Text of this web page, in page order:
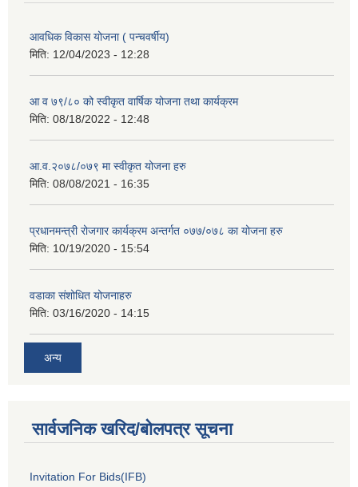
आवधिक विकास योजना ( पन्चवर्षीय)
मिति: 12/04/2023 - 12:28
आ व ७९/८० को स्वीकृत वार्षिक योजना तथा कार्यक्रम
मिति: 08/18/2022 - 12:48
आ.व.२०७८/०७९ मा स्वीकृत योजना हरु
मिति: 08/08/2021 - 16:35
प्रधानमन्त्री रोजगार कार्यक्रम अन्तर्गत ०७७/०७८ का योजना हरु
मिति: 10/19/2020 - 15:54
वडाका संशोधित योजनाहरु
मिति: 03/16/2020 - 14:15
अन्य
सार्वजनिक खरिद/बोलपत्र सूचना
Invitation For Bids(IFB)